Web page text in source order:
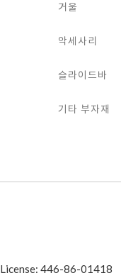
거울
악세사리
슬라이드바
기타 부자재
License: 446-86-01418